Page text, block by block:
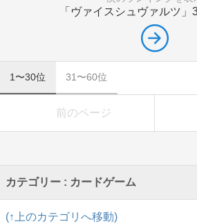
「ヴァイスシュヴァルツ」
1〜30位 31〜60位
前のページ
カテゴリー : カードゲーム
(↑上のカテゴリへ移動)